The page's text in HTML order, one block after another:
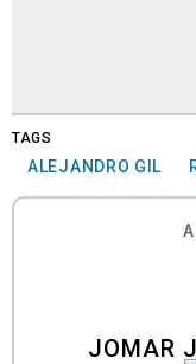
TAGS
ALEJANDRO GIL
JOMAR